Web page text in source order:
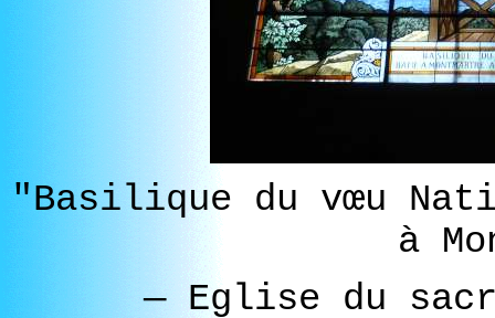
"Basilique du vœu
à
—Eglise du